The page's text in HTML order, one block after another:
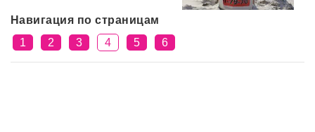
Навигация по страницам
1
2 3 4 5 6